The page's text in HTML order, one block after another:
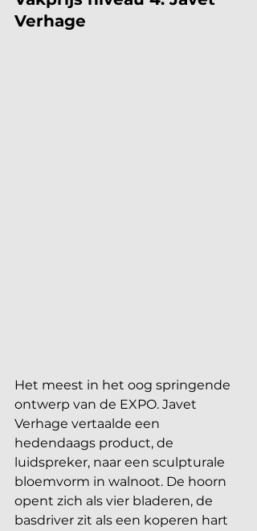
Verhage
Het meest in het oog springende
ontwerp van de EXPO. Javet
Verhage vertaalde een
hedendaags product, de
luidspreker, naar een sculpturale
bloemvorm in walnoot. De hoorn
opent zich als vier bladeren, de
basdriver zit als een koperen hart